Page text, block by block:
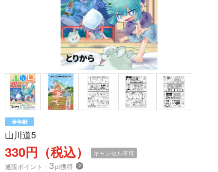
全年齢
山川道5
330円（税込） キャンセル不可
通販ポイント： 3pt獲得 ？